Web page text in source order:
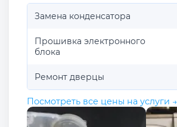
Замена конденсатора
Прошивка электронного
блока
Ремонт дверцы
Посмотреть все цены на услуги →